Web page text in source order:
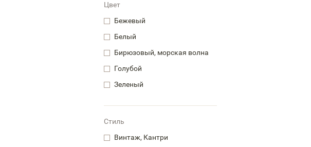
Цвет
Бежевый
Белый
Бирюзовый, морская волна
Голубой
Зеленый
Стиль
Винтаж, Кантри